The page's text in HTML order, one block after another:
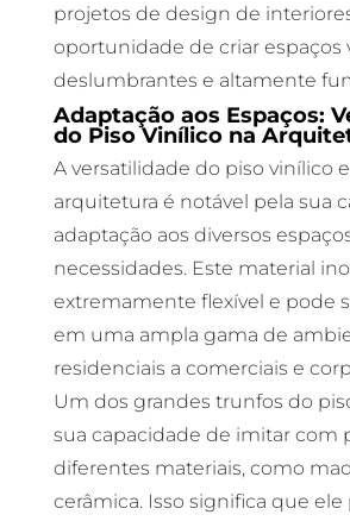
projetos de design de
oportunidade de criar espaços
deslumbrantes e altamente
Adaptação aos Espaços:
do Piso Vinílico na
A versatilidade do piso vinílico
arquitetura é notável pela sua
adaptação aos diversos
necessidades. Este material
extremamente flexível e pode
em uma ampla gama de
residenciais a comerciais e
Um dos grandes trunfos do
sua capacidade de imitar com
diferentes materiais, como
cerâmica. Isso significa que ele